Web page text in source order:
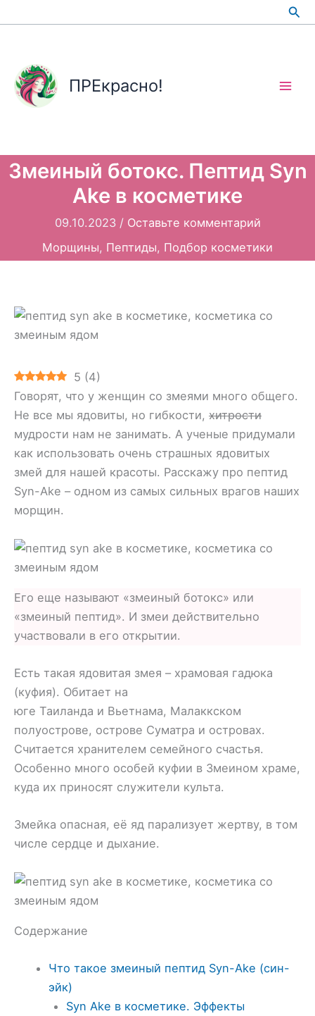
к
ПРЕкрасно!
Змеиный ботокс. Пептид Syn
Ake в косметике
09.10.2023 / Оставьте комментарий
Морщины, Пептиды, Подбор косметики
5 (4)
Говорят, что у женщин со змеями много общего.
Не все мы ядовиты, но гибкости, хитрости
мудрости нам не занимать. А ученые придумали
как использовать очень страшных ядовитых
змей для нашей красоты. Расскажу про пептид
Syn-Ake – одном из самых сильных врагов наших
морщин.
Его еще называют «змеиный ботокс» или
«змеиный пептид». И змеи действительно
участвовали в его открытии.
Есть такая ядовитая змея – храмовая гадюка
(куфия). Обитает на
юге Таиланда и Вьетнама, Малаккском
полуострове, острове Суматра и островах.
Считается хранителем семейного счастья.
Особенно много особей куфии в Змеином храме,
куда их приносят служители культа.
Змейка опасная, её яд парализует жертву, в том
числе сердце и дыхание.
Содержание
Что такое змеиный пептид Syn-Ake (син-
эйк)
Syn Ake в косметике. Эффекты